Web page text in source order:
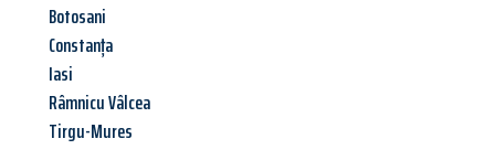
Botosani
Constanța
Iasi
Râmnicu Vâlcea
Tirgu-Mures